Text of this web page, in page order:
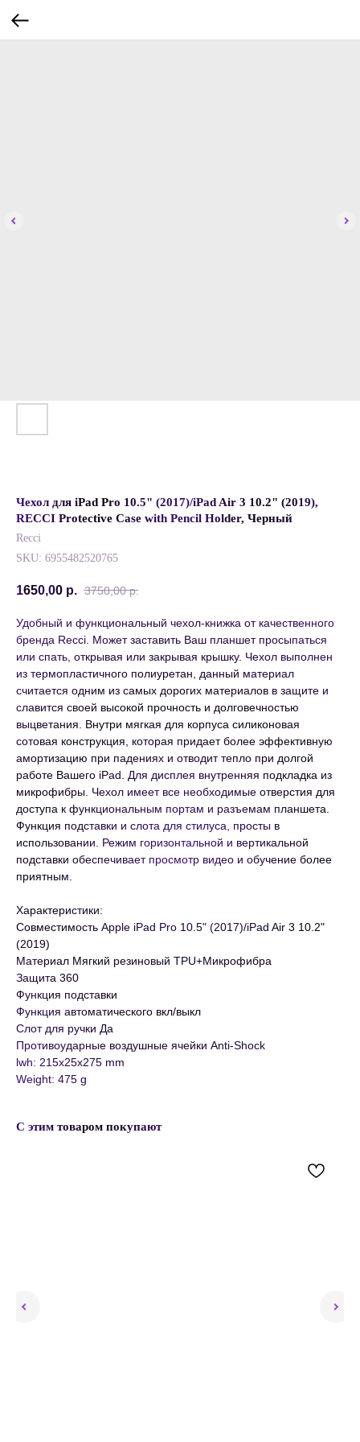
Чехол для iPad Pro 10.5" (2017)/iPad Air 3 10.2" (2019),
RECCI Protective Case with Pencil Holder, Черный
Recci
SKU: 6955482520765
1650,00 р. 3750,00 р.
Удобный и функциональный чехол-книжка от качественного
бренда Recci. Может заставить Ваш планшет просыпаться
или спать, открывая или закрывая крышку. Чехол выполнен
из термопластичного полиуретан, данный материал
считается одним из самых дорогих материалов в защите и
славится своей высокой прочность и долговечностью
выцветания. Внутри мягкая для корпуса силиконовая
сотовая конструкция, которая придает более эффективную
амортизацию при падениях и отводит тепло при долгой
работе Вашего iPad. Для дисплея внутренняя подкладка из
микрофибры. Чехол имеет все необходимые отверстия для
доступа к функциональным портам и разъемам планшета.
Функция подставки и слота для стилуса, просты в
использовании. Режим горизонтальной и вертикальной
подставки обеспечивает просмотр видео и обучение более
приятным.
Характеристики:
Совместимость Apple iPad Pro 10.5" (2017)/iPad Air 3 10.2"
(2019)
Материал Мягкий резиновый TPU+Микрофибра
Защита 360
Функция подставки
Функция автоматического вкл/выкл
Слот для ручки Да
Противоударные воздушные ячейки Anti-Shock
lwh: 215x25x275 mm
Weight: 475 g
С этим товаром покупают